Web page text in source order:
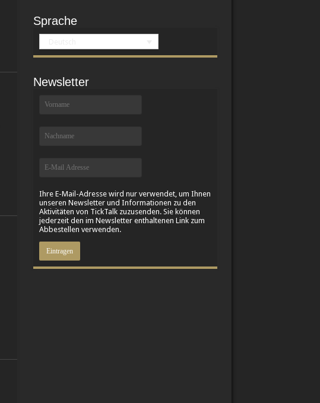
Sprache
Newsletter
Ihre E-Mail-Adresse wird nur verwendet, um Ihnen
unseren Newsletter und Informationen zu den
Aktivitäten von TickTalk zuzusenden. Sie können
jederzeit den im Newsletter enthaltenen Link zum
Abbestellen verwenden.